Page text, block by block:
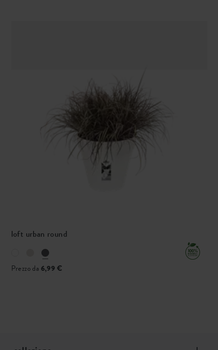
loft urban round
Prezzo da 6,99 €